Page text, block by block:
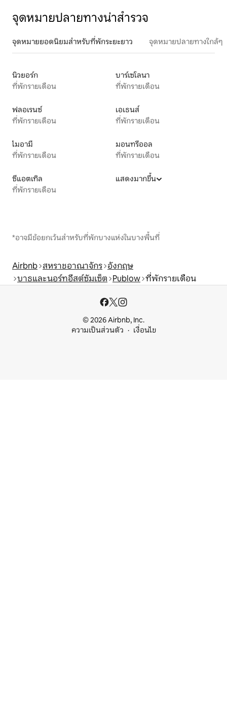
จุดหมายปลายทางน่าสำรวจ
จุดหมายยอดนิยมสำหรับที่พักระยะยาว จุดหมายปลายทางใกล้ๆ
นิวยอร์ก
ที่พักรายเดือน
บาร์เซโลนา
ที่พักรายเดือน
ฟลอเรนซ์
ที่พักรายเดือน
เอเธนส์
ที่พักรายเดือน
ไมอามี
ที่พักรายเดือน
มอนทรีออล
ที่พักรายเดือน
ซีแอตเทิล
ที่พักรายเดือน
แสดงมากขึ้น
*อาจมีข้อยกเว้นสำหรับที่พักบางแห่งในบางพื้นที่
Airbnb สหราชอาณาจักร อังกฤษ
บาธและนอร์ทอีสต์ซัมเซ็ต Publow ที่พักรายเดือน
© 2026 Airbnb, Inc.
ความเป็นส่วนตัว
เงื่อนไข